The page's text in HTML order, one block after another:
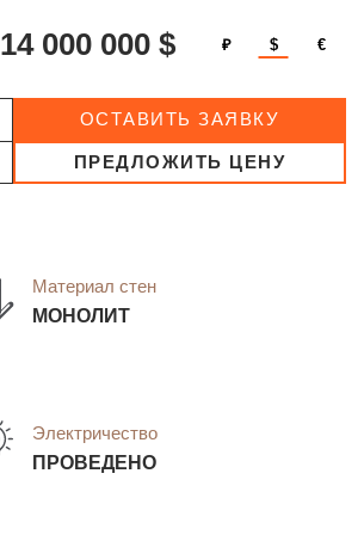
14 000 000 $ ₽ $ €
ОСТАВИТЬ ЗАЯВКУ
ПРЕДЛОЖИТЬ ЦЕНУ
Материал стен
МОНОЛИТ
Электричество
ПРОВЕДЕНО